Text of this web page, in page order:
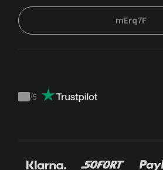
mErq7F
Trustpilot
/5